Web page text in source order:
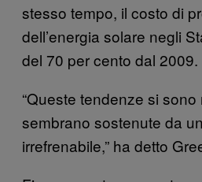
stesso tempo, il costo di
dell’energia solare negli
del 70 per cento dal 2009.
“Queste tendenze si
sembrano sostenute da
irrefrenabile,” ha detto